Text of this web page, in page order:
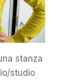
stanza
studio